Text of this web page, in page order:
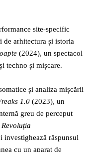
site-specific
de arhitectura și istoria
(2024), un spectacol
techno și mișcare.
și analiza mișcării
1.0 (2023), un
greu de perceput
investighează răspunsul
cu un aparat de